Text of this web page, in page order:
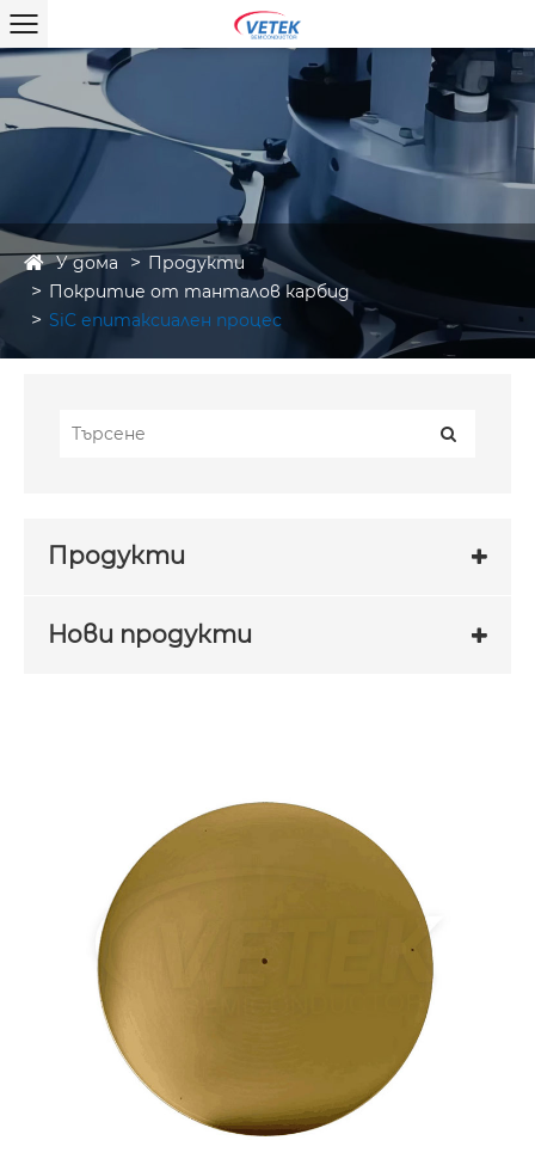
У дома
Продукти
Покритие от танталов карбид
SiC епитаксиален процес
Продукти
Нови продукти